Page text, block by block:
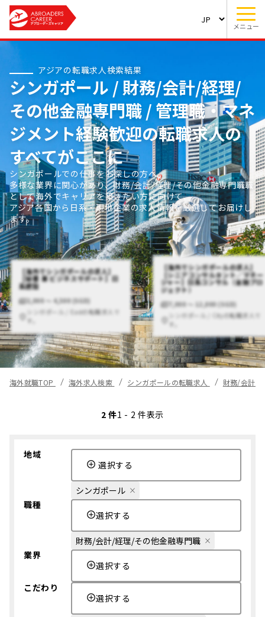
メニュー
アジアの転職求人検索結果
シンガポール / 財務/会計/経理/
その他金融専門職 / 管理職・マネ
ジメント経験歓迎の転職求人の
すべてがここに
シンガポールでの仕事をお探しの方へ。
多様な業界に関心があり、財務/会計/経理/その他金融専門職職
として海外でキャリアを築きたい方に向けて、
アジア各国から日系・現地企業の求人情報を厳選してお届けし
ます。
【海外でシンガポールの求人】
【秘書 兼 ビジネスサポート】日
系建設
2,000 〜 4,500 (SGD)
シンガポール / Eastの転職求人で
す。
【海外でシンガポールの求人】
【シニアコンサルタント／マネー
ジャー】日系コンサル（金融プロ
ジェクト）
7,000 〜 12,000 (SGD)
シンガポール / Cityの転職求人で
す。
海外就職TOP 海外求人検索 シンガポールの転職求人 財務/会計/
2 件1 - 2 件表示
地域
選択する
シンガポール
職種
選択する
財務/会計/経理/その他金融専門職
業界
選択する
こだわり
選択する